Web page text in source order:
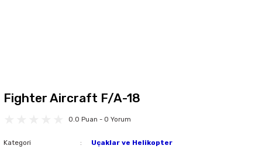
Fighter Aircraft F/A-18
0.0 Puan - 0 Yorum
Kategori Uçaklar ve Helikopter